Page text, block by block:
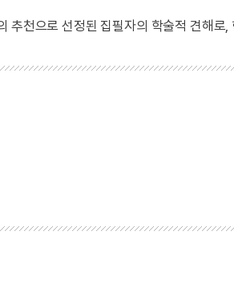
추천으로 선정된 집필자의 학술적 견해